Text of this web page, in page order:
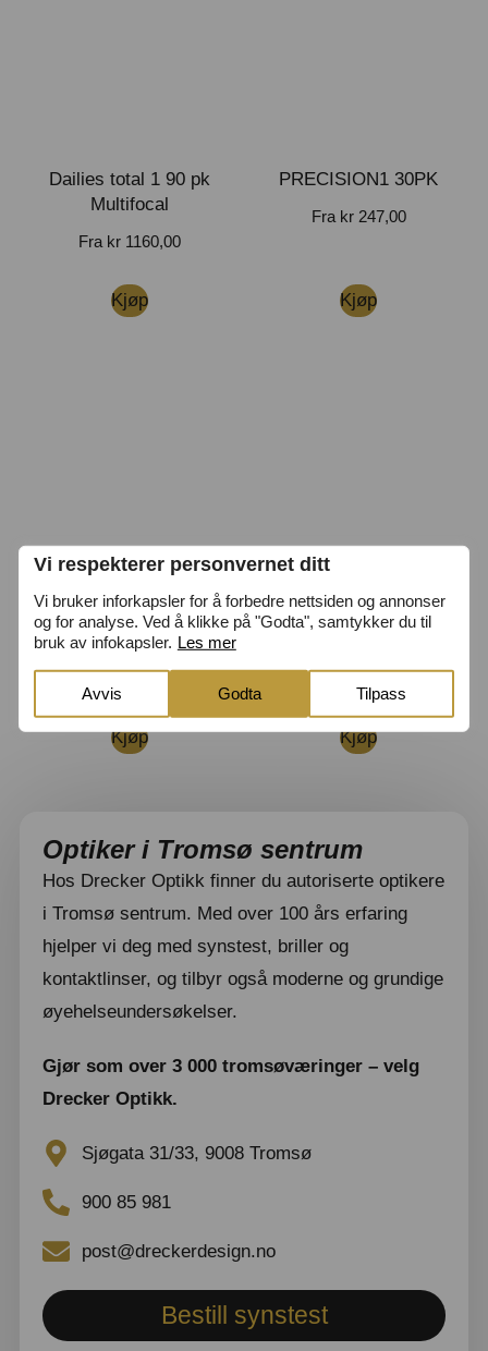
Vi respekterer personvernet ditt
Vi bruker inforkapsler for å forbedre nettsiden og annonser
og for analyse. Ved å klikke på "Godta", samtykker du til
bruk av infokapsler. Les mer
Tilpass
Avvis Godta
Dailies total 1 90 pk
Multifocal
Fra kr1160,00
Kjøp
PRECISION1 30PK
Fra kr247,00
Kjøp
1-DAY ACUVUE MOIST
30P
Frakr207,00
Kjøp
DAILIES AQUA
COMFORT PLUS Toric
Kjøp
Optiker i Tromsø sentrum
Hos Drecker Optikk finner du autoriserte optikere
i Tromsø sentrum. Med over 100 års erfaring
hjelper vi deg med synstest, briller og
kontaktlinser, og tilbyr også moderne og grundige
øyehelseundersøkelser.
Gjør som over 3 000 tromsøværinger – velg
Drecker Optikk.
Sjøgata 31/33, 9008 Tromsø
900 85 981
post@dreckerdesign.no
Bestill synstest